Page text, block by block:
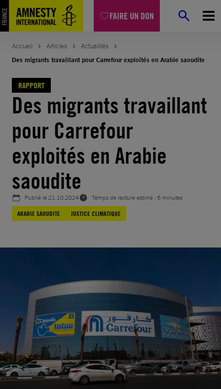
FAIRE UN DON
Aller
au
contenu
Accueil Articles
Actualités
Des migrants travaillant pour Carrefour exploités en Arabie saoudite
RAPPORT
Des migrants travaillant
pour Carrefour
exploités en Arabie
saoudite
Publié le21.10.2024
Temps de lecture estimé : 6 minutes
ARABIE SAOUDITE
JUSTICE CLIMATIQUE